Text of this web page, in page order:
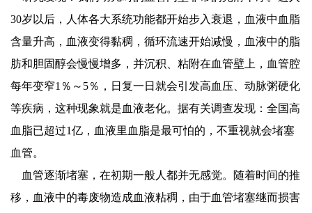
30岁以后，人体各大系统功能都开始步入衰退，血液中血脂
含量升高，血液变得黏稠，循环流速开始减慢，血液中的脂
肪和胆固醇会慢慢增多，并沉积、粘附在血管壁上，血管腔
每年变窄1％～5％，日复一日就会引发高血压、动脉粥硬化
等疾病，这种现象就是血液老化。据有关调查发现：全国高
血脂已超过1亿，血液里血脂是最可怕的，不重视就会堵塞
血管。
血管逐渐堵塞，在初期一般人都并无感觉。随着时间的推
移，血液中的毒废物造成血液粘稠，由于血管堵塞继而损害